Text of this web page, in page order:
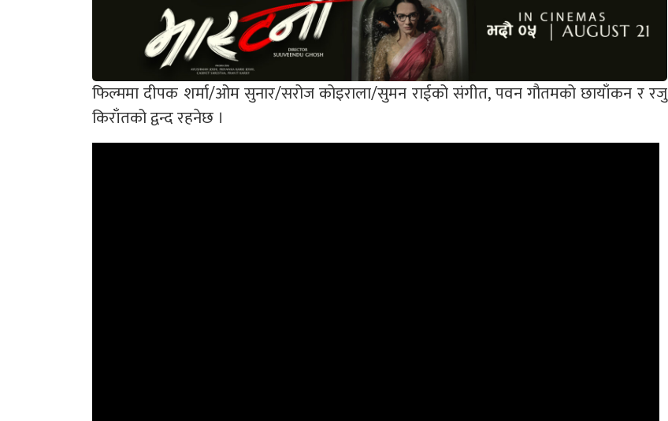
फिल्ममा दीपक शर्मा/ओम सुनार/सरोज कोइराला/सुमन राईको संगीत, पवन गौतमको छायाँकन र रजु
किराँतको द्वन्द रहनेछ ।